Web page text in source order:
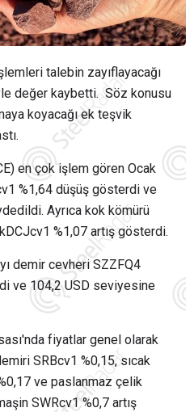
talebin zayıflayacağı
değer kaybetti. Söz konusu
koyacağı ek teşvik
en çok işlem gören Ocak
%1,64 düşüş gösterdi ve
Ayrıca kok kömürü
%1,07 artış gösterdi.
demir cevheri SZZFQ4
ve 104,2 USD seviyesine
fiyatlar genel olarak
SRBcv1 %0,15, sıcak
ve paslanmaz çelik
SWRcv1 %0,7 artış